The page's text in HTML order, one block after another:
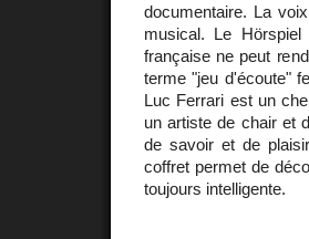
documentaire. La
musical. Le
française ne peut
terme "jeu d'écoute"
Luc Ferrari est un
un artiste de chair et
de savoir et de
coffret permet de
toujours intelligente.